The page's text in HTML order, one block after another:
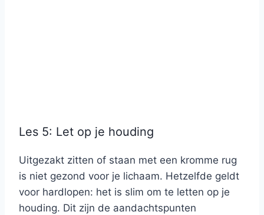
Les 5: Let op je houding
Uitgezakt zitten of staan met een kromme rug
is niet gezond voor je lichaam. Hetzelfde geldt
voor hardlopen: het is slim om te letten op je
houding. Dit zijn de aandachtspunten